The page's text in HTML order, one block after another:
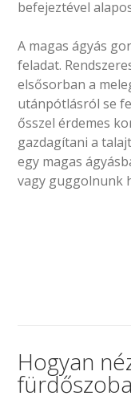
befejeztével
A magas ágyás
feladat.
elsősorban a
utánpótlásról se
ősszel érdemes
gazdagítani a
egy magas
vagy guggolnunk
Hogyan